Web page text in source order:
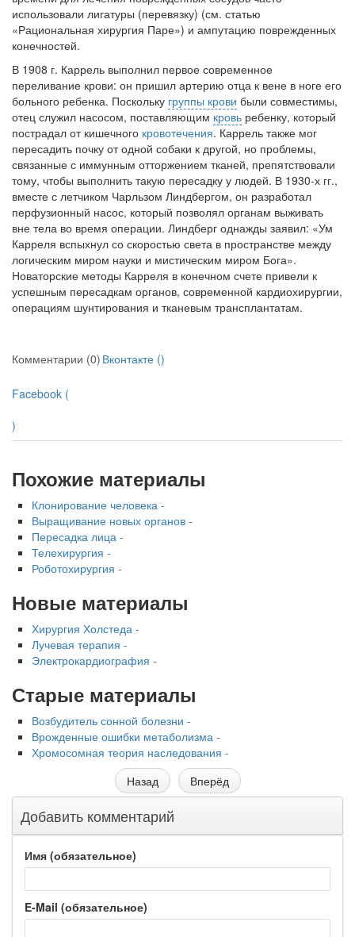
бесплатно, в течении всего срока лечения...
использовали лигатуры (перевязку) (см. статью
«Рациональная хирургия Паре») и ампутацию поврежденных
конечностей.
В 1908 г. Каррель выполнил первое современное
переливание крови: он пришил артерию отца к вене в ноге его
больного ребенка. Поскольку группы крови были совместимы,
отец служил насосом, поставляющим кровь ребенку, который
пострадал от кишечного кровотечения. Каррель также мог
переса­дить почку от одной собаки к другой, но проблемы,
связанные с иммунным от­торжением тканей, препятствовали
тому, чтобы выполнить такую пересадку у людей. В 1930-х гг.,
вместе с летчиком Чарльзом Линдбергом, он разработал
перфузионный насос, который позволял органам выживать
вне тела во время операции. Линдберг однажды заявил: «Ум
Карреля вспыхнул со скоростью света в пространстве между
логическим миром науки и мистическим миром Бога».
Новаторские методы Карреля в конечном счете привели к
успешным пересадкам органов, современной кардиохирургии,
операциям шунтирования и тканевым трансплантатам.
Комментарии (0) Вконтакте ()
Facebook (
)
Похожие материалы
Клонирование человека -
Выращивание новых органов -
Пересадка лица -
Телехирургия -
Роботохирургия -
Новые материалы
Хирургия Холстеда -
Лучевая терапия -
Электрокардиография -
Старые материалы
Возбудитель сонной болезни -
Врожденные ошибки метаболизма -
Хромосомная теория наследования -
Назад
Вперёд
Добавить комментарий
Имя (обязательное)
E-Mail (обязательное)